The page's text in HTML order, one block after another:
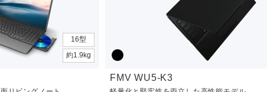
16型
約1.9kg
FMV WU5-K3